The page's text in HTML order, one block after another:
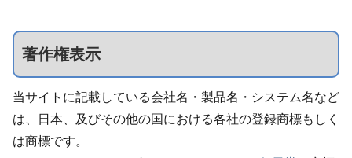
著作権表示
当サイトに記載している会社名・製品名・システム名など
は、日本、及びその他の国における各社の登録商標もしく
は商標です。